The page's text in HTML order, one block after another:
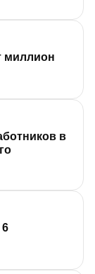
миллион
в
6